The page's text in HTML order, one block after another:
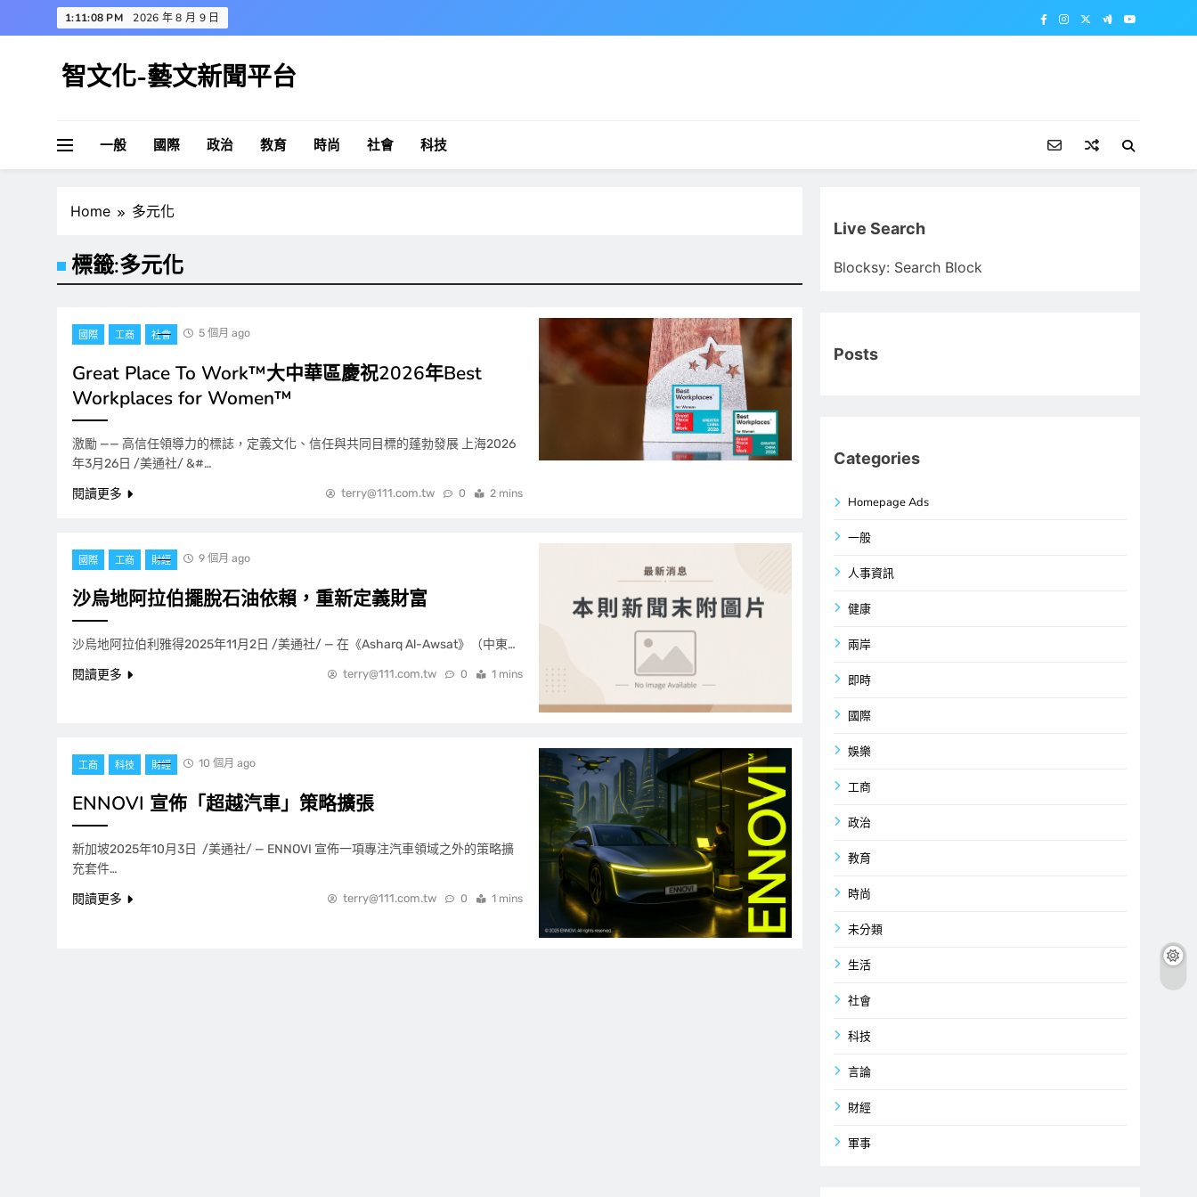
to
1:11:09 PM 2026 年 8 月 9 日
智文化-藝文新聞平台
一般 國際 政治 教育 時尚 社會 科技
Home 多元化
標籤:多元化
國際 工商 社會 5 個月 ago
Great Place To Work™大中華區慶祝2026年Best
Workplaces for Women™
激勵 —— 高信任領導力的標誌，定義文化、信任與共同目標的蓬勃發展 上海2026
年3月26日 /美通社/ &#…
閱讀更多
terry@111.com.tw 0 2 mins
國際 工商 財經 9 個月 ago
沙烏地阿拉伯擺脫石油依賴，重新定義財富
沙烏地阿拉伯利雅得2025年11月2日 /美通社/ — 在《Asharq Al-Awsat》（中東…
閱讀更多
terry@111.com.tw 0 1 mins
工商 科技 財經 10 個月 ago
ENNOVI 宣佈「超越汽車」策略擴張
新加坡2025年10月3日 /美通社/ — ENNOVI 宣佈一項專注汽車領域之外的策略擴
充套件…
閱讀更多
terry@111.com.tw 0 1 mins
Live Search
Blocksy: Search Block
Posts
Categories
Homepage Ads
一般
人事資訊
健康
兩岸
即時
國際
娛樂
工商
政治
教育
時尚
未分類
生活
社會
科技
言論
財經
軍事